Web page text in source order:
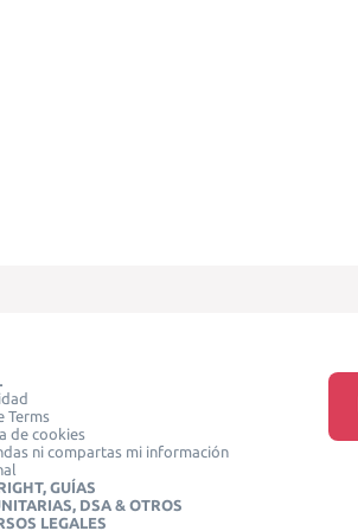
Terms
de cookies
ni compartas mi información
GUÍAS
DSA & OTROS
LEGALES